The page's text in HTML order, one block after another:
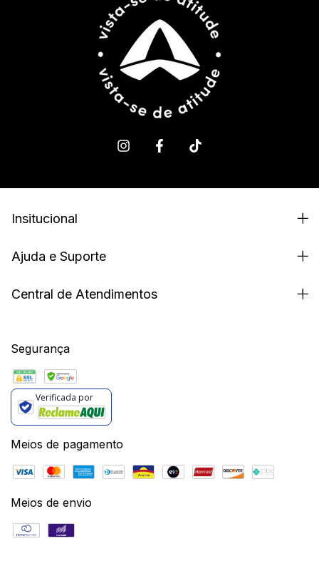
Insitucional
Ajuda e Suporte
Central de Atendimentos
Segurança
Verificada por
Meios de pagamento
Meios de envio